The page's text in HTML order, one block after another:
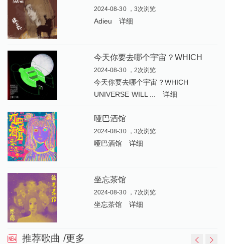
2024-08-30 ，3次浏览
Adieu 详细
2024-08-30 ，2次浏览
今天你要去哪个宇宙？WHICH
UNIVERSE WILL ...
详细
哑巴酒馆
2024-08-30 ，3次浏览
哑巴酒馆 详细
坐忘茶馆
2024-08-30 ，7次浏览
坐忘茶馆 详细
推荐歌曲 /更多